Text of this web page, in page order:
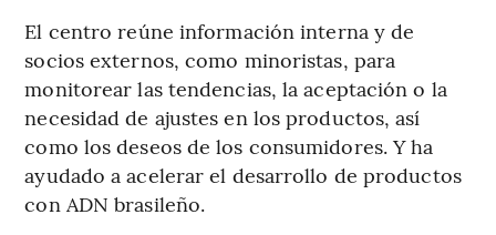
El centro reúne información interna y de
socios externos, como minoristas, para
monitorear las tendencias, la aceptación o la
necesidad de ajustes en los productos, así
como los deseos de los consumidores. Y ha
ayudado a acelerar el desarrollo de productos
con ADN brasileño.